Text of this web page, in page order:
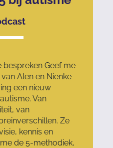
bespreken Geef me
Alen en Nienke
een nieuw
Van
van
Ze
kennis en
de 5-methodiek,